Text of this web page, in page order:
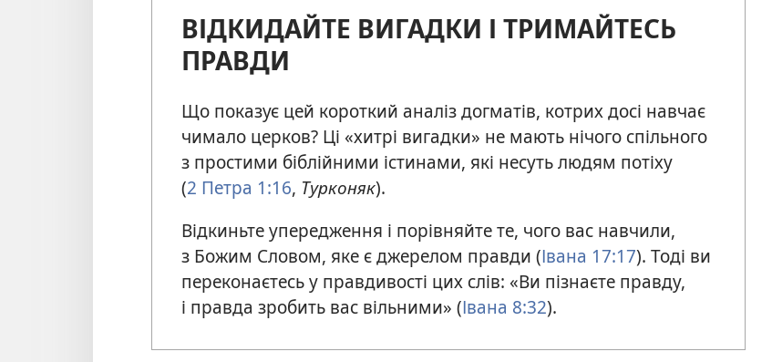
ВІДКИДАЙТЕ ВИГАДКИ І ТРИМАЙТЕСЬ
ПРАВДИ
Що показує цей короткий аналіз догматів, котрих досі навчає
чимало церков? Ці «хитрі вигадки» не мають нічого спільного
з простими біблійними істинами, які несуть людям потіху
(2 Петра 1:16, Турконяк).
Відкиньте упередження і порівняйте те, чого вас навчили,
з Божим Словом, яке є джерелом правди (Івана 17:17). Тоді ви
переконаєтесь у правдивості цих слів: «Ви пізнаєте правду,
і правда зробить вас вільними» (Івана 8:32).